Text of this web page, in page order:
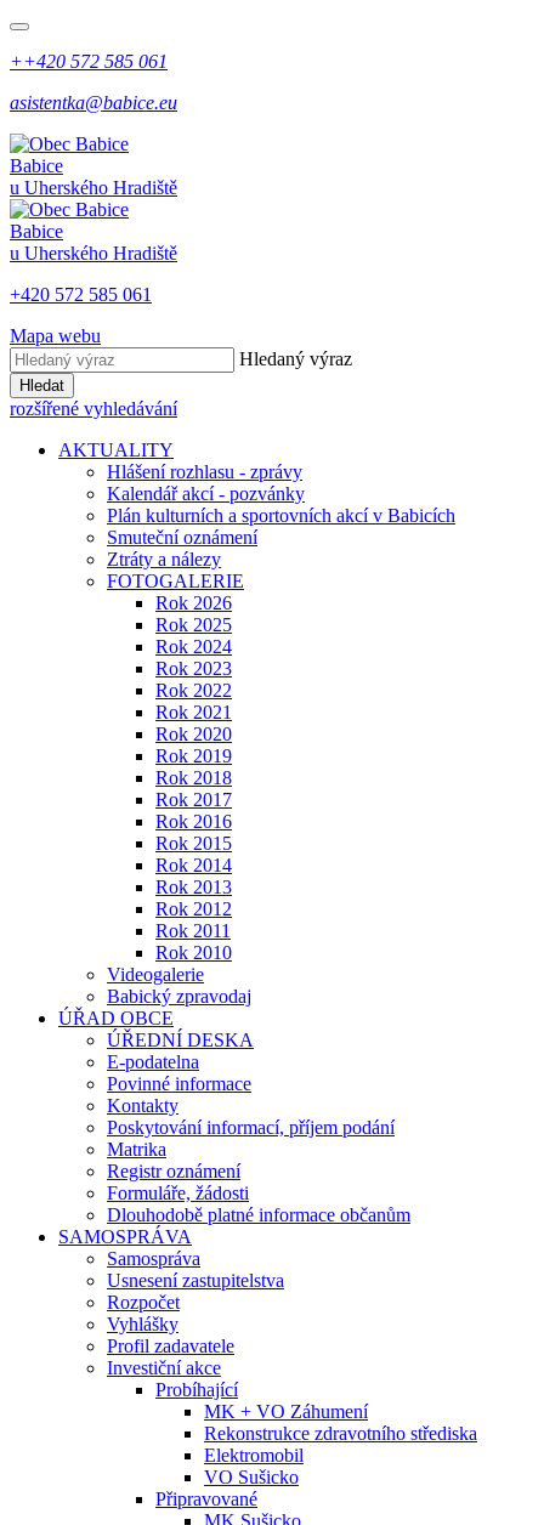
++420 572 585 061
asistentka@babice.eu
Babice
u Uherského Hradiště
Babice
u Uherského Hradiště
+420 572 585 061
Mapa webu
Hledaný výraz
Hledat
rozšířené vyhledávání
AKTUALITY
Hlášení rozhlasu - zprávy
Kalendář akcí - pozvánky
Plán kulturních a sportovních akcí v Babicích
Smuteční oznámení
Ztráty a nálezy
FOTOGALERIE
Rok 2026
Rok 2025
Rok 2024
Rok 2023
Rok 2022
Rok 2021
Rok 2020
Rok 2019
Rok 2018
Rok 2017
Rok 2016
Rok 2015
Rok 2014
Rok 2013
Rok 2012
Rok 2011
Rok 2010
Videogalerie
Babický zpravodaj
ÚŘAD OBCE
ÚŘEDNÍ DESKA
E-podatelna
Povinné informace
Kontakty
Poskytování informací, příjem podání
Matrika
Registr oznámení
Formuláře, žádosti
Dlouhodobě platné informace občanům
SAMOSPRÁVA
Samospráva
Usnesení zastupitelstva
Rozpočet
Vyhlášky
Profil zadavatele
Investiční akce
Probíhající
MK + VO Záhumení
Rekonstrukce zdravotního střediska
Elektromobil
VO Sušicko
Připravované
MK Sušicko